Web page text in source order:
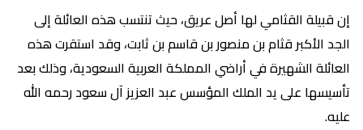
إن قبيلة القثامي لها أصل عريق، حيث تنتسب هذه العائلة إلى
الجد الأكبر قثام بن منصور بن قاسم بن ثابت، وقد استقرت هذه
العائلة الشهيرة في أراضي المملكة العربية السعودية، وذلك بعد
تأسيسها على يد الملك المؤسس عبد العزيز آل سعود رحمه الله
عليه.